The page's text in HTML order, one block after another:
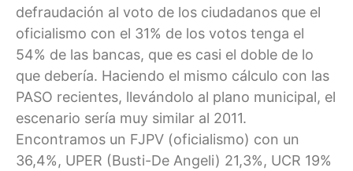
defraudación al voto de los ciudadanos que el
oficialismo con el 31% de los votos tenga el
54% de las bancas, que es casi el doble de lo
que debería. Haciendo el mismo cálculo con las
PASO recientes, llevándolo al plano municipal, el
escenario sería muy similar al 2011.
Encontramos un FJPV (oficialismo) con un
36,4%, UPER (Busti-De Angeli) 21,3%, UCR 19%